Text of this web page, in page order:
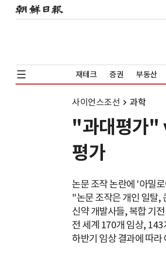
재테크 증권 부동산
사이언스조선 과학
"과대평가"
평가
논문 조작 논란에 '아밀
"논문 조작은 개인 일탈,
신약 개발사들, 복합 기
전 세계 170개 임상, 143
하반기 임상 결과에 따